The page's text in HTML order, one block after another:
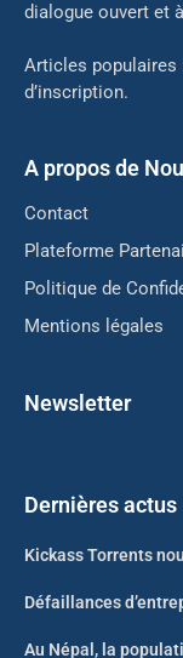
dialogue ouvert et
Articles populaires
d’inscription.
A propos de
Contact
Plateforme
Politique de
Mentions légales
Newsletter
Dernières actus
Kickass Torrents
Défaillances
Au Népal, la